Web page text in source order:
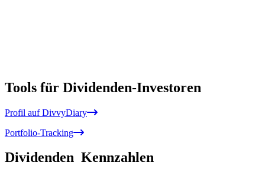
Tools für Dividenden-Investoren
Profil auf DivvyDiary
Portfolio-Tracking
Dividenden Kennzahlen